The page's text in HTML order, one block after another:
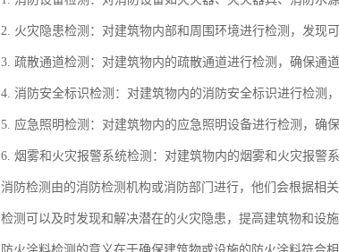
2. 火灾隐患检测：对建筑物内部和周围环境进行检测，发现
3. 疏散通道检测：对建筑物内的疏散通道进行检测，确保通
4. 消防安全标识检测：对建筑物内的消防安全标识进行检测
5. 应急照明检测：对建筑物内的应急照明设备进行检测，确
6. 烟雾和火灾报警系统检测：对建筑物内的烟雾和火灾报警
消防检测由的消防检测机构或消防部门进行，他们会根据相
检测可以及时发现和解决潜在的火灾隐患，提高建筑物和设施